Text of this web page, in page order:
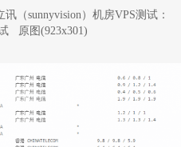
讯（sunnyvision）机房VPS测试：
原图(923x301)